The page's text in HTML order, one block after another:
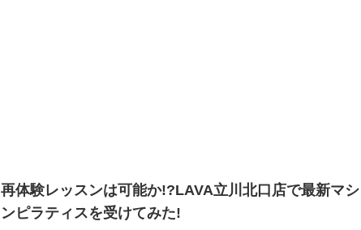
再体験レッスンは可能か!?LAVA立川北口店で最新マシ
ンピラティスを受けてみた!